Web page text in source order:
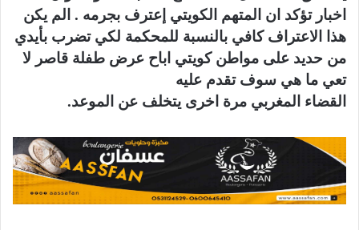
اخبار تؤكد ان المتهم الكويتي إعترف بجرمه . الم يكن
هذا الاعتراف كافي بالنسبة للمحكمة لكي تضرب بأيدي
من حديد على مواطن كويتي اباح عرض طفلة قاصر لا
تعي ما هي سوف تقدم عليه
القضاء المغربي مرة اخرى يتخلف عن الموعد.